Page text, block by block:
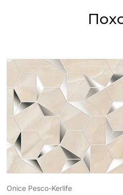
Onice Pesco-Kerlife